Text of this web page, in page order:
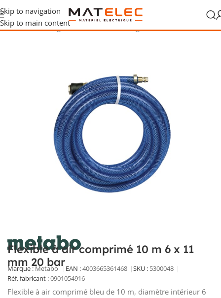
Skip to navigation
Skip to main content
Accueil/Outillage/Accessoires d’outillage
Flexible à air comprimé 10 m 6 x 11
mm 20 bar
Marque :Metabo EAN :4003665361468 SKU : 5300048
Réf. fabricant :0901054916
Flexible à air comprimé bleu de 10 m, diamètre intérieur 6